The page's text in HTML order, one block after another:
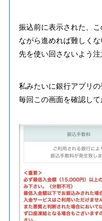
振込前に表示された、
ながら進めれば難しく
先を使い回さないよう注
私みたいに銀行アプリの
毎回この画面を確認して